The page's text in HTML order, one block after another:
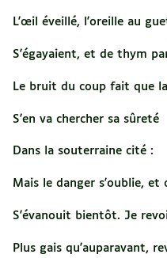
L'œil éveillé, l'oreille au
S'égayaient, et de thym
Le bruit du coup fait que
S'en va chercher sa sûreté
Dans la souterraine cité :
Mais le danger s'oublie, et
S'évanouit bientôt. Je
Plus gais qu'auparavant,